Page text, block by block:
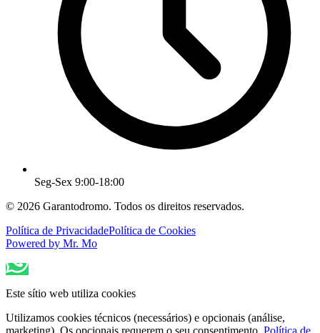
Seg-Sex 9:00-18:00
© 2026 Garantodromo. Todos os direitos reservados.
Política de PrivacidadePolítica de Cookies
Powered by Mr. Mo
Este sítio web utiliza cookies
Utilizamos cookies técnicos (necessários) e opcionais (análise,